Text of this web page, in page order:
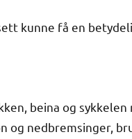
kunne få en
beina og sykkelen
og nedbremsinger,